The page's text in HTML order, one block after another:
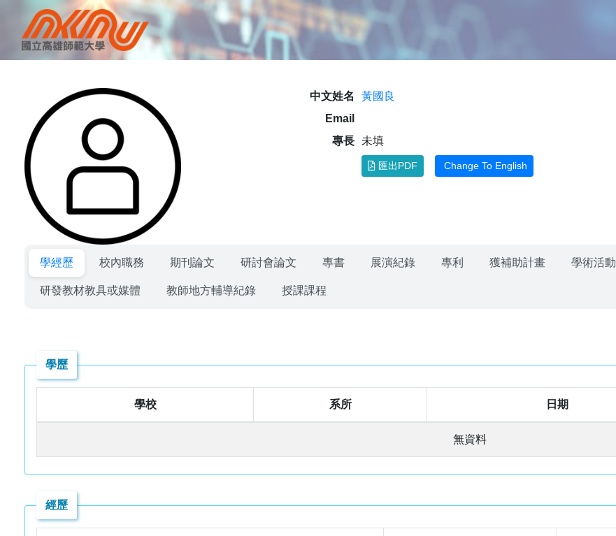
中文姓名
黃國良
Email
專長
未填
匯出PDF Change To English
學經歷 校內職務 期刊論文 研討會論文 專書 展演紀錄 專利 獲補助計畫 學術活動
研發教材教具或媒體 教師地方輔導紀錄 授課課程
學歷
學校 系所 日期
無資料
經歷